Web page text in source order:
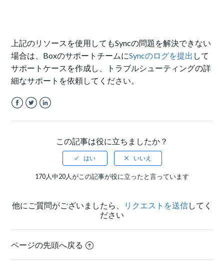
上記のリソースを使用してもSyncの問題を解決できない
場合は、BoxのサポートチームにSyncのログを提出 して
サポートケースを作成し、トラブルシューティングの詳
細なサポートを依頼してください。
この記事は役に立ちましたか？
170人中20人がこの記事が役に立ったと言っています
他にご質問がございましたら、 リクエストを送信してく
ださい
ページの先頭へ戻る